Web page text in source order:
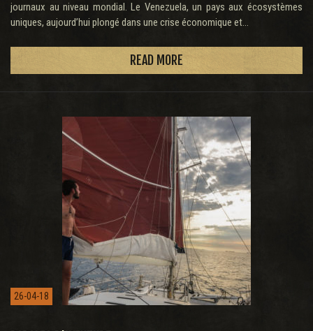
journaux au niveau mondial. Le Venezuela, un pays aux écosystèmes
uniques, aujourd’hui plongé dans une crise économique et...
READ MORE
26-04-18